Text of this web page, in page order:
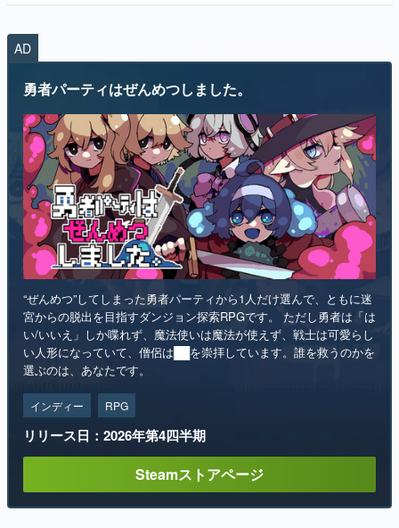
マンガ
女性向け
アプリレビュー
その他
電ファミニコゲーマーとは？
運営：株式会社マレ
AD
勇者パーティはぜんめつしました。
“ぜんめつ”してしまった勇者パーティから1人だけ選んで、ともに迷
宮からの脱出を目指すダンジョン探索RPGです。 ただし勇者は「は
い/いいえ」しか喋れず、魔法使いは魔法が使えず、戦士は可愛らし
い人形になっていて、僧侶は██を崇拝しています。誰を救うのかを
選ぶのは、あなたです。
インディー RPG
リリース日：2026年第4四半期
Steamストアページ